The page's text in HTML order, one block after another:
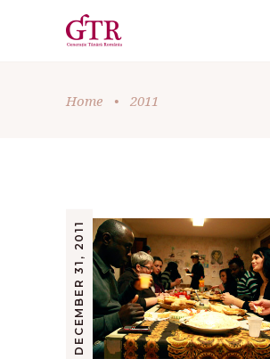
Home • 2011
DECEMBER 31, 2011